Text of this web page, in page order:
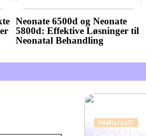
Neonate 6500d og Neonate
5800d: Effektive Løsninger til
Neonatal Behandling
FAMILIELIV